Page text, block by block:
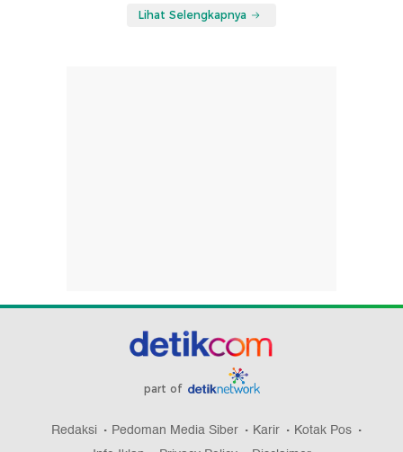
Lihat Selengkapnya
part of
Redaksi Pedoman Media Siber Karir
Kotak Pos